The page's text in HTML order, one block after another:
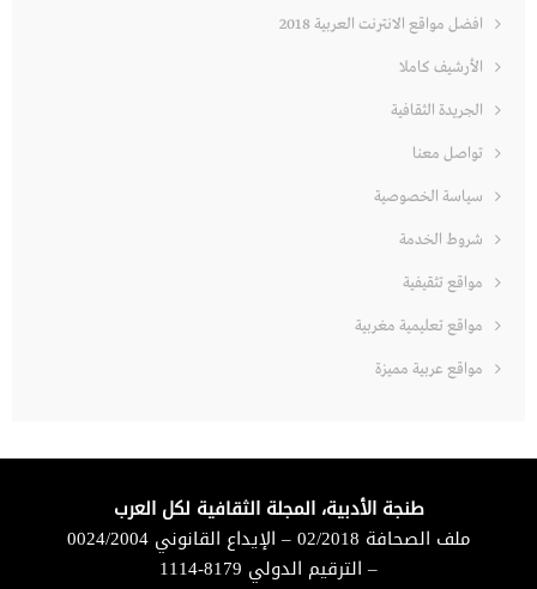
افضل مواقع الانترنت العربية 2018
الأرشيف كاملا
الجريدة الثقافية
تواصل معنا
سياسة الخصوصية
شروط الخدمة
مواقع تثقيفية
مواقع تعليمية مغربية
مواقع عربية مميزة
طنجة الأدبية، المجلة الثقافية لكل العرب
ملف الصحافة 02/2018 – الإيداع القانوني 0024/2004
– الترقيم الدولي 8179-1114